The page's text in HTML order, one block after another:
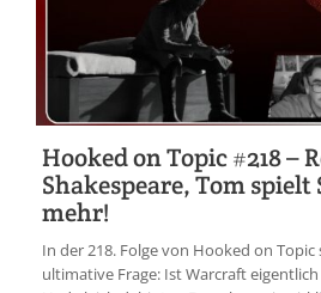
Hooked on Topic #218 –
Shakespeare, Tom spielt
mehr!
In der 218. Folge von Hooked on
ultimative Frage: Ist Warcraft eigentlich